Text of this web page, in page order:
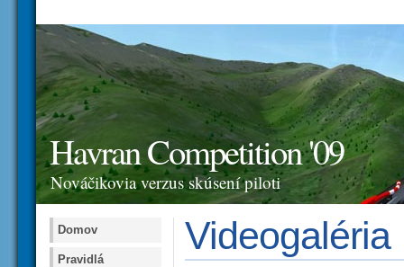
Havran Competition '09
Nováčikovia verzus skúsení piloti
Domov
Pravidlá
Videogaléria